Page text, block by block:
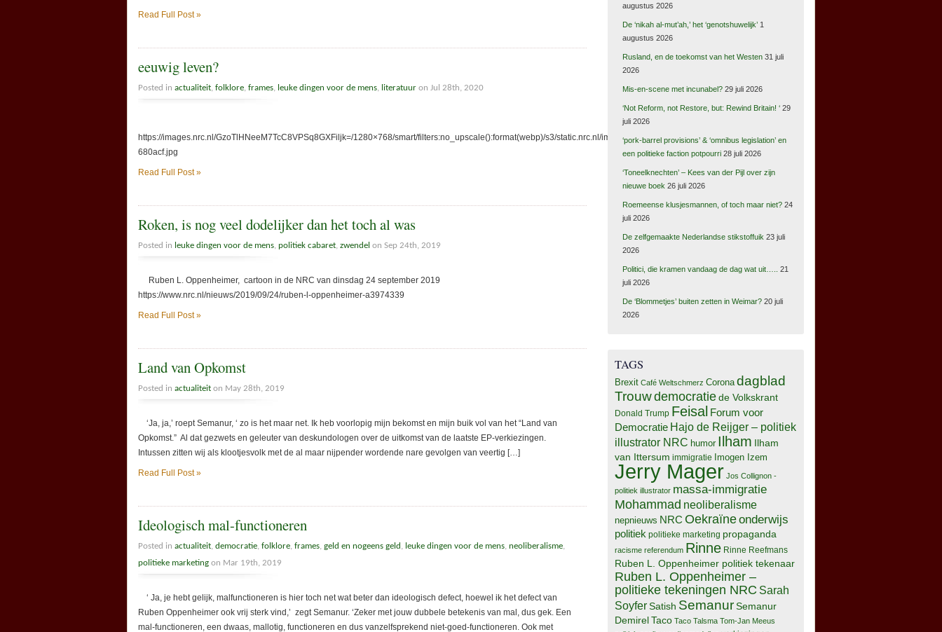
Read Full Post »
eeuwig leven?
Posted in actualiteit folklore frames leuke dingen voor de mens literatuur on Jul 28th, 2020
https://images.nrc.nl/GzoTlHNeeM7TcC8VPSq8GXFiljk=/1280×768/smart/filters:no_upscale():format(webp)/s3/static.nrc.nl/images/gn4/stripped/data60285599-
680acf.jpg
Read Full Post »
Roken, is nog veel dodelijker dan het toch al was
Posted in leuke dingen voor de mens politiek cabaret zwendel on Sep 24th, 2019
Ruben L. Oppenheimer, cartoon in de NRC van dinsdag 24 september 2019
https://www.nrc.nl/nieuws/2019/09/24/ruben-l-oppenheimer-a3974339
Read Full Post »
Land van Opkomst
Posted in actualiteit on May 28th, 2019
‘Ja, ja,’ roept Semanur, ‘ zo is het maar net. Ik heb voorlopig mijn bekomst en mijn buik vol van het “Land van
Opkomst.” Al dat gezwets en geleuter van deskundologen over de uitkomst van de laatste EP-verkiezingen.
Intussen zitten wij als klootjesvolk met de al maar nijpender wordende nare gevolgen van veertig […]
Read Full Post »
Ideologisch mal-functioneren
Posted in actualiteit democratie folklore frames geld en nogeens geld leuke dingen voor de mens neoliberalisme
politieke marketing on Mar 19th, 2019
‘ Ja, je hebt gelijk, malfunctioneren is hier toch net wat beter dan ideologisch defect, hoewel ik het defect van
Ruben Oppenheimer ook vrij sterk vind,’ zegt Semanur. ‘Zeker met jouw dubbele betekenis van mal, dus gek. Een
mal-functioneren, een dwaas, mallotig, functioneren en dus vanzelfsprekend niet-goed-functioneren. Ook met
augustus 2026
De ‘nikah al-mut’ah,’ het ‘genotshuwelijk’ 1
augustus 2026
Rusland, en de toekomst van het Westen 31 juli
2026
Mis-en-scene met incunabel? 29 juli 2026
‘Not Reform, not Restore, but: Rewind Britain! ‘ 29
juli 2026
‘pork-barrel provisions’ & ‘omnibus legislation’ en
een politieke faction potpourri 28 juli 2026
‘Toneelknechten’ – Kees van der Pijl over zijn
nieuwe boek 26 juli 2026
Roemeense klusjesmannen, of toch maar niet? 24
juli 2026
De zelfgemaakte Nederlandse stikstoffuik 23 juli
2026
Politici, die kramen vandaag de dag wat uit…..
21
juli 2026
De ‘Blommetjes’ buiten zetten in Weimar? 20 juli
2026
TAGS
Brexit Café Weltschmerz Corona dagblad
Trouwdemocratiede Volkskrant
Donald Trump Feisal Forum voor
Democratie Hajo de Reijger – politiek
illustrator NRC humor Ilham Ilham
van Ittersum immigratie Imogen Izem
Jerry Mager Jos Collignon -
politiek illustrator massa-immigratie
Mohammad neoliberalisme
nepnieuws NRC Oekraïneonderwijs
politiek politieke marketing propaganda
racisme referendum Rinne Rinne Reefmans
Ruben L. Oppenheimer politiek tekenaar
Ruben L. Oppenheimer –
politieke tekeningen NRC Sarah
Soyfer Satish SemanurSemanur
DemirelTaco Taco Talsma Tom-Jan Meeus